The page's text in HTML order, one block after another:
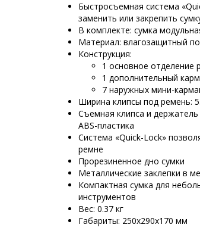
Быстросъемная система
заменить или закрепить
В комплекте: сумка
Материал: влагозащитный
Конструкция:
1 основное отделение
1 дополнительный
7 наружных мини-
Ширина клипсы под ремень:
Съемная клипса и
ABS-пластика
Система «Quick-Lock»
ремне
Прорезиненное дно сумки
Металлические заклепки в
Компактная сумка для
инструментов
Вес: 0.37 кг
Габариты: 250x290х170 мм